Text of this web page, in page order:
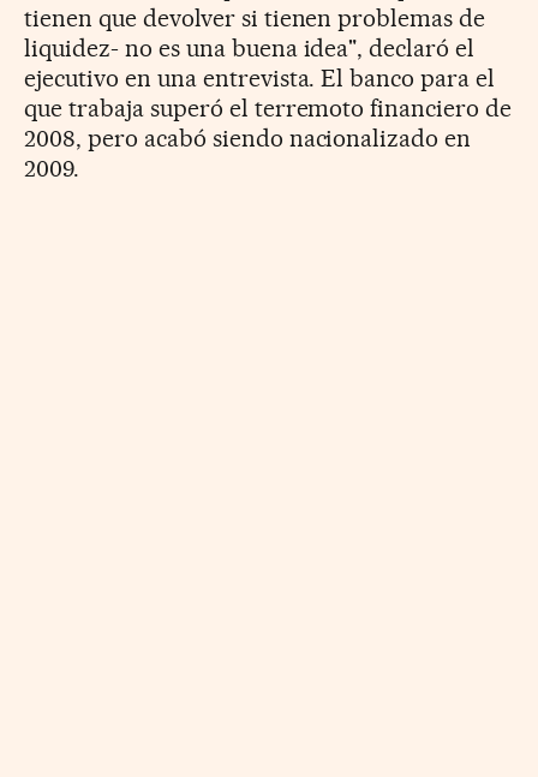
tienen que devolver si tienen problemas de
liquidez- no es una buena idea", declaró el
ejecutivo en una entrevista. El banco para el
que trabaja superó el terremoto financiero de
2008, pero acabó siendo nacionalizado en
2009.